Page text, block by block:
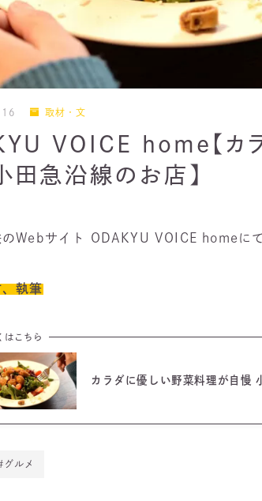
取材・文
VOICE home【カ
田急沿線のお店】
Webサイト ODAKYU VOICE homeに
執筆
はこちら
カラダに優しい野菜料理が自慢
グルメ